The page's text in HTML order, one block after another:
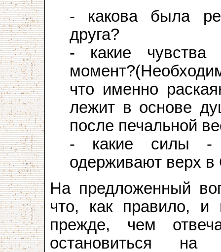
- какова была
друга?
- какие чувства
что именно
лежит в основе
после печальной
- какие силы -
одерживают верх в
На предложенный
что, как правило, и
прежде, чем
остановиться на